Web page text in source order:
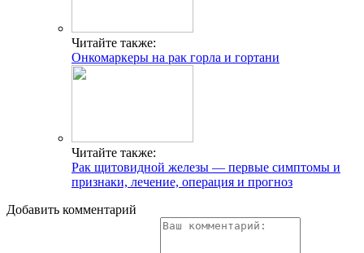
Читайте также:
Онкомаркеры на рак горла и гортани
Читайте также:
Рак щитовидной железы — первые симптомы и
признаки, лечение, операция и прогноз
Добавить комментарий